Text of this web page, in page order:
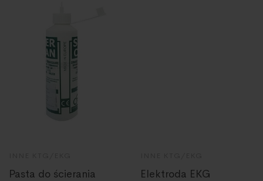
Pasta do ścierania
Elektroda EKG